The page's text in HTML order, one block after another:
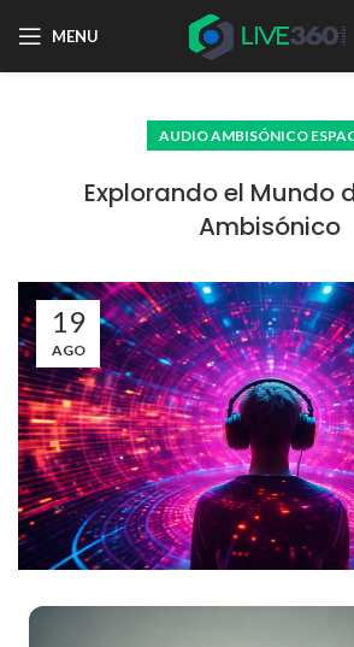
MENU
AUDIO AMBISÓNICO
Explorando el Mundo
Ambisónico
19
AGO